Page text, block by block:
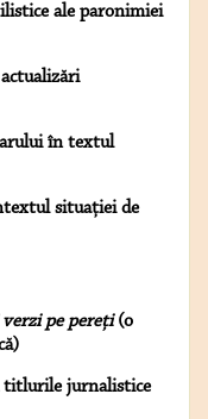
ale paronimiei
în textul
situaţiei de
verzi pe pereţi(o
titlurile jurnalistice